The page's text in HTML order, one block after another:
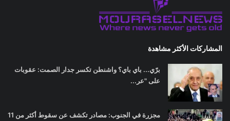
المشاركات الأكثر مشاهدة
برّي... باي باي؟ واشنطن تكسر جدار الصمت: عقوبات
على "عر...
مجزرة في الجنوب: مصادر تكشف عن سقوط أكثر من 11